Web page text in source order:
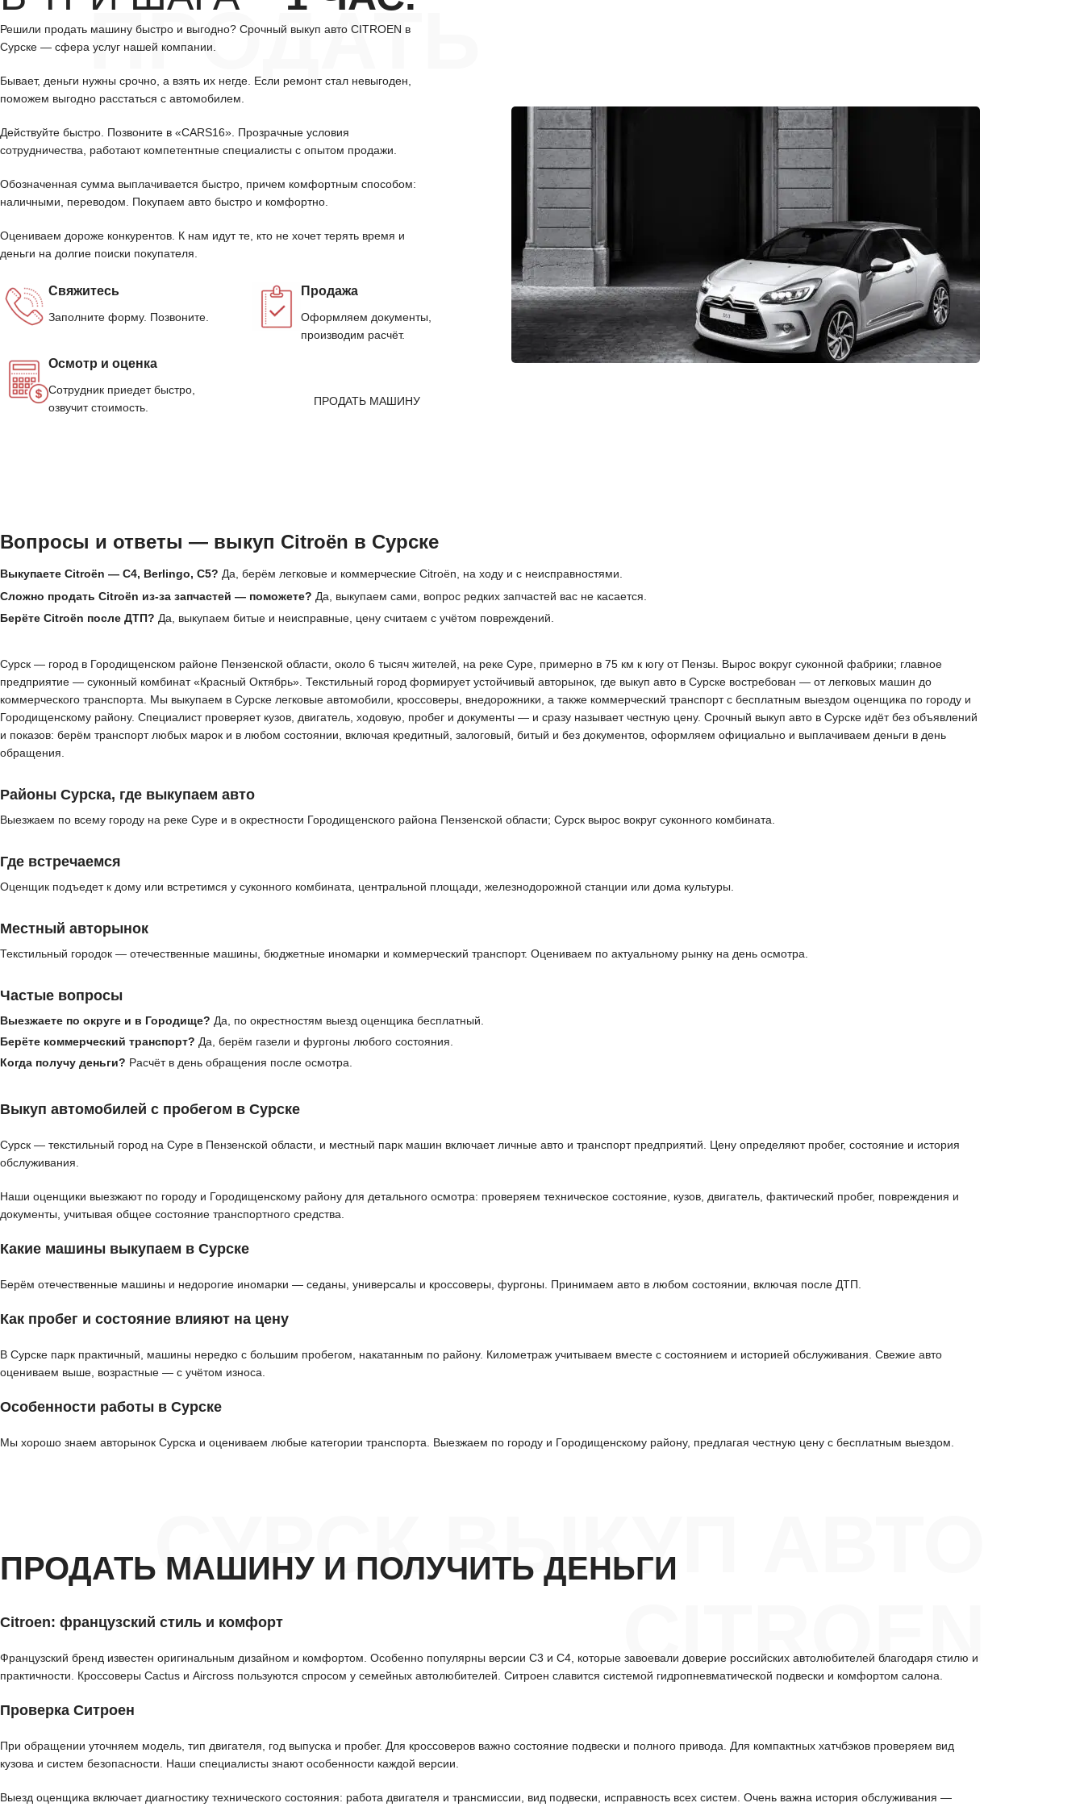
ПРОДАТЬ
Решили продать машину быстро и выгодно? Срочный выкуп авто CITROEN в
Сурске — сфера услуг нашей компании.
Бывает, деньги нужны срочно, а взять их негде. Если ремонт стал невыгоден,
поможем выгодно расстаться с автомобилем.
Действуйте быстро. Позвоните в «CARS16». Прозрачные условия
сотрудничества, работают компетентные специалисты с опытом продажи.
Обозначенная сумма выплачивается быстро, причем комфортным способом:
наличными, переводом. Покупаем авто быстро и комфортно.
Оцениваем дороже конкурентов. К нам идут те, кто не хочет терять время и
деньги на долгие поиски покупателя.
Свяжитесь
Заполните форму. Позвоните.
Осмотр и оценка
Сотрудник приедет быстро,
озвучит стоимость.
Продажа
Оформляем документы,
производим расчёт.
ПРОДАТЬ МАШИНУ
Вопросы и ответы — выкуп Citroën в Сурске
Выкупаете Citroën — C4, Berlingo, C5? Да, берём легковые и коммерческие Citroën, на ходу и с неисправностями.
Сложно продать Citroën из-за запчастей — поможете? Да, выкупаем сами, вопрос редких запчастей вас не касается.
Берёте Citroën после ДТП? Да, выкупаем битые и неисправные, цену считаем с учётом повреждений.
Сурск — город в Городищенском районе Пензенской области, около 6 тысяч жителей, на реке Суре, примерно в 75 км к югу от Пензы. Вырос вокруг суконной фабрики; главное
предприятие — суконный комбинат «Красный Октябрь». Текстильный город формирует устойчивый авторынок, где выкуп авто в Сурске востребован — от легковых машин до
коммерческого транспорта. Мы выкупаем в Сурске легковые автомобили, кроссоверы, внедорожники, а также коммерческий транспорт с бесплатным выездом оценщика по городу и
Городищенскому району. Специалист проверяет кузов, двигатель, ходовую, пробег и документы — и сразу называет честную цену. Срочный выкуп авто в Сурске идёт без объявлений
и показов: берём транспорт любых марок и в любом состоянии, включая кредитный, залоговый, битый и без документов, оформляем официально и выплачиваем деньги в день
обращения.
Районы Сурска, где выкупаем авто
Выезжаем по всему городу на реке Суре и в окрестности Городищенского района Пензенской области; Сурск вырос вокруг суконного комбината.
Где встречаемся
Оценщик подъедет к дому или встретимся у суконного комбината, центральной площади, железнодорожной станции или дома культуры.
Местный авторынок
Текстильный городок — отечественные машины, бюджетные иномарки и коммерческий транспорт. Оцениваем по актуальному рынку на день осмотра.
Частые вопросы
Выезжаете по округе и в Городище? Да, по окрестностям выезд оценщика бесплатный.
Берёте коммерческий транспорт? Да, берём газели и фургоны любого состояния.
Когда получу деньги? Расчёт в день обращения после осмотра.
Выкуп автомобилей с пробегом в Сурске
Сурск — текстильный город на Суре в Пензенской области, и местный парк машин включает личные авто и транспорт предприятий. Цену определяют пробег, состояние и история
обслуживания.
Наши оценщики выезжают по городу и Городищенскому району для детального осмотра: проверяем техническое состояние, кузов, двигатель, фактический пробег, повреждения и
документы, учитывая общее состояние транспортного средства.
Какие машины выкупаем в Сурске
Берём отечественные машины и недорогие иномарки — седаны, универсалы и кроссоверы, фургоны. Принимаем авто в любом состоянии, включая после ДТП.
Как пробег и состояние влияют на цену
В Сурске парк практичный, машины нередко с большим пробегом, накатанным по району. Километраж учитываем вместе с состоянием и историей обслуживания. Свежие авто
оцениваем выше, возрастные — с учётом износа.
Особенности работы в Сурске
Мы хорошо знаем авторынок Сурска и оцениваем любые категории транспорта. Выезжаем по городу и Городищенскому району, предлагая честную цену с бесплатным выездом.
СУРСК ВЫКУП АВТО
CITROEN
ПРОДАТЬ МАШИНУ И ПОЛУЧИТЬ ДЕНЬГИ
Citroen: французский стиль и комфорт
Французский бренд известен оригинальным дизайном и комфортом. Особенно популярны версии C3 и C4, которые завоевали доверие российских автолюбителей благодаря стилю и
практичности. Кроссоверы Cactus и Aircross пользуются спросом у семейных автолюбителей. Ситроен славится системой гидропневматической подвески и комфортом салона.
Проверка Ситроен
При обращении уточняем модель, тип двигателя, год выпуска и пробег. Для кроссоверов важно состояние подвески и полного привода. Для компактных хатчбэков проверяем вид
кузова и систем безопасности. Наши специалисты знают особенности каждой версии.
Выезд оценщика включает диагностику технического состояния: работа двигателя и трансмиссии, вид подвески, исправность всех систем. Очень важна история обслуживания —